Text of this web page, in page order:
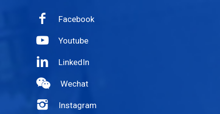
Facebook
Youtube
LinkedIn
Wechat
Instagram